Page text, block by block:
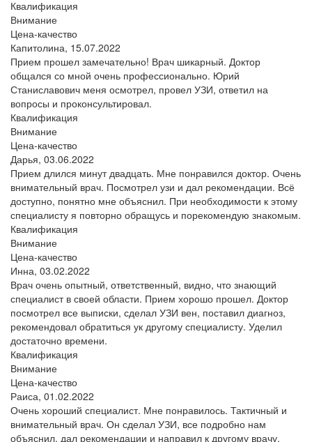
Квалификация
Внимание
Цена-качество
Капитолина, 15.07.2022
Прием прошел замечательно! Врач шикарный. Доктор
общался со мной очень профессионально. Юрий
Станиславович меня осмотрел, провел УЗИ, ответил на
вопросы и проконсультировал.
Квалификация
Внимание
Цена-качество
Дарья, 03.06.2022
Прием длился минут двадцать. Мне понравился доктор. Очень
внимательный врач. Посмотрел узи и дал рекомендации. Всё
доступно, понятно мне объяснил. При необходимости к этому
специалисту я повторно обращусь и порекомендую знакомым.
Квалификация
Внимание
Цена-качество
Инна, 03.02.2022
Врач очень опытный, ответственный, видно, что знающий
специалист в своей области. Прием хорошо прошел. Доктор
посмотрел все выписки, сделал УЗИ вен, поставил диагноз,
рекомендовал обратиться ук другому специалисту. Уделил
достаточно времени.
Квалификация
Внимание
Цена-качество
Раиса, 01.02.2022
Очень хороший специалист. Мне понравилось. Тактичный и
внимательный врач. Он сделал УЗИ, все подробно нам
объяснил, дал рекомендации и направил к другому врачу.